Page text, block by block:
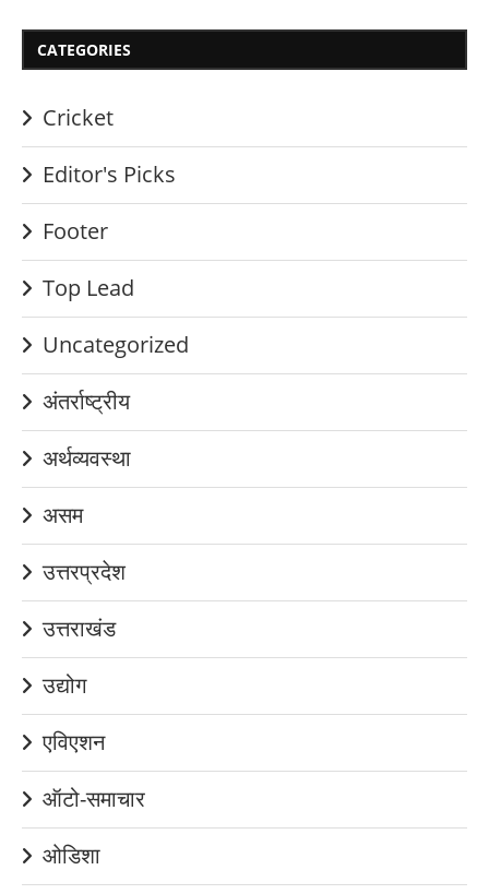
CATEGORIES
Cricket
Editor's Picks
Footer
Top Lead
Uncategorized
अंतर्राष्ट्रीय
अर्थव्यवस्था
असम
उत्तरप्रदेश
उत्तराखंड
उद्योग
एविएशन
ऑटो-समाचार
ओडिशा